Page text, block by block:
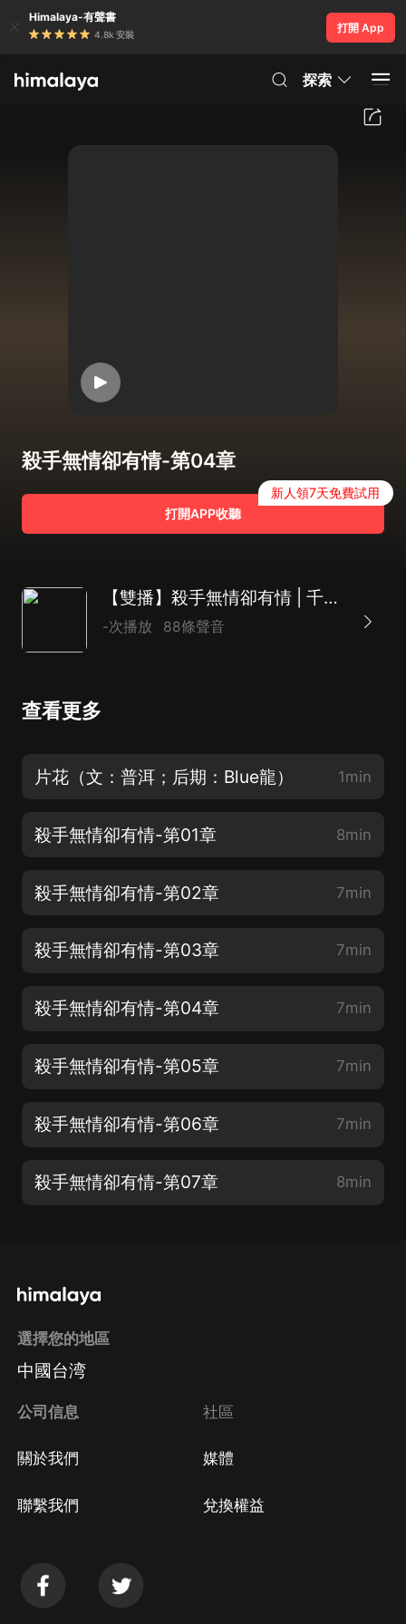
Himalaya-有聲書
4.8k 安裝
打開 App
探索
殺手無情卻有情-第04章
打開APP收聽
新人領7天免費試用
【雙播】殺手無情卻有情 | 千年的恩怨情仇 | 幻
-次播放 88條聲音
查看更多
片花（文：普洱；后期：Blue龍） 1min
殺手無情卻有情-第01章 8min
殺手無情卻有情-第02章 7min
殺手無情卻有情-第03章 7min
殺手無情卻有情-第04章 7min
殺手無情卻有情-第05章 7min
殺手無情卻有情-第06章 7min
殺手無情卻有情-第07章 8min
選擇您的地區
中國台湾
公司信息
關於我們
聯繫我們
社區
媒體
兌換權益